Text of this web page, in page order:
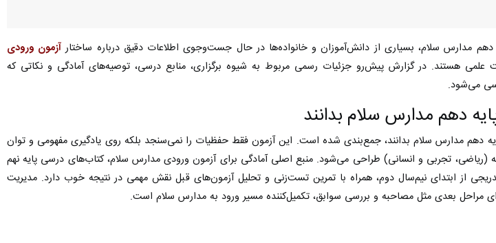
مدارس سلام، بسیاری از دانش‌آموزان و خانواده‌ها در حال جست‌وجوی اطلاعات دقیق درباره ساختار آزمون ورودی
علمی هستند. در گزارش پیش‌رو جزئیات رسمی مربوط به شیوه برگزاری، منابع درسی، توصیه‌های آمادگی و نکاتی که
می‌شود.
دهم مدارس سلام بدانند
دهم مدارس سلام بدانند، جمع‌بندی شده است. این آزمون فقط حفظیات را نمی‌سنجد بلکه روی یادگیری مفهومی و توان
(ریاضی، تجربی و انسانی) طراحی می‌شود. منبع اصلی آمادگی برای آزمون ورودی مدارس سلام، کتاب‌های درسی پایه نهم
از ابتدای نیم‌سال دوم، همراه با تمرین تست‌زنی و تحلیل آزمون‌های قبل نقش مهمی در نتیجه خوب دارد. مدیریت
مراحل بعدی مثل مصاحبه و بررسی سوابق، تکمیل‌کننده مسیر ورود به مدارس سلام است.